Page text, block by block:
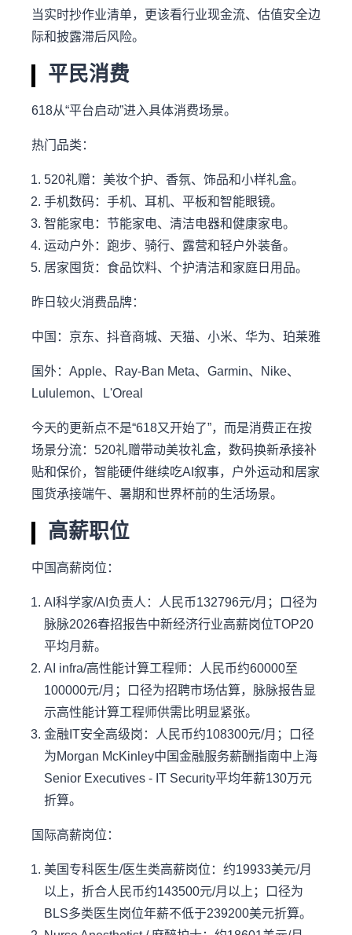
当实时抄作业清单，更该看行业现金流、估值安全边
际和披露滞后风险。
平民消费
618从“平台启动”进入具体消费场景。
热门品类：
520礼赠：美妆个护、香氛、饰品和小样礼盒。
手机数码：手机、耳机、平板和智能眼镜。
智能家电：节能家电、清洁电器和健康家电。
运动户外：跑步、骑行、露营和轻户外装备。
居家囤货：食品饮料、个护清洁和家庭日用品。
昨日较火消费品牌：
中国：京东、抖音商城、天猫、小米、华为、珀莱雅
国外：Apple、Ray-Ban Meta、Garmin、Nike、
Lululemon、L'Oreal
今天的更新点不是“618又开始了”，而是消费正在按
场景分流：520礼赠带动美妆礼盒，数码换新承接补
贴和保价，智能硬件继续吃AI叙事，户外运动和居家
囤货承接端午、暑期和世界杯前的生活场景。
高薪职位
中国高薪岗位：
AI科学家/AI负责人：人民币132796元/月；口径为
脉脉2026春招报告中新经济行业高薪岗位TOP20
平均月薪。
AI infra/高性能计算工程师：人民币约60000至
100000元/月；口径为招聘市场估算，脉脉报告显
示高性能计算工程师供需比明显紧张。
金融IT安全高级岗：人民币约108300元/月；口径
为Morgan McKinley中国金融服务薪酬指南中上海
Senior Executives - IT Security平均年薪130万元
折算。
国际高薪岗位：
美国专科医生/医生类高薪岗位：约19933美元/月
以上，折合人民币约143500元/月以上；口径为
BLS多类医生岗位年薪不低于239200美元折算。